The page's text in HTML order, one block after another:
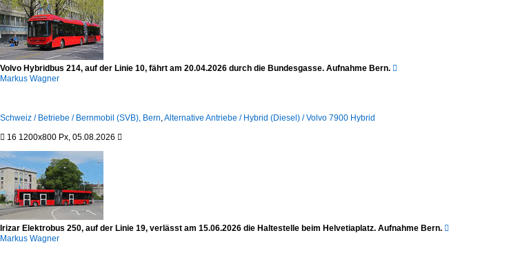
Volvo Hybridbus 214, auf der Linie 10, fährt am 20.04.2026 durch die Bundesgasse. Aufnahme Bern. 
Markus Wagner
Schweiz / Betriebe / Bernmobil (SVB), Bern,Alternative Antriebe / Hybrid (Diesel) / Volvo 7900 Hybrid
 16 1200x800 Px, 05.08.2026 
Irizar Elektrobus 250, auf der Linie 19, verlässt am 15.06.2026 die Haltestelle beim Helvetiaplatz. Aufnahme Bern. 
Markus Wagner